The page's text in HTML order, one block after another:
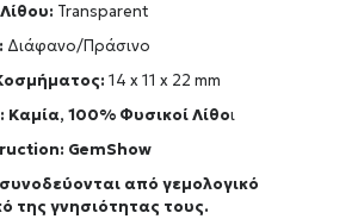
Transparent
Διάφανο/Πράσινο
14 x 11 x 22 mm
Καμία, 100% Φυσικοί Λίθοι
GemShow
συνοδεύονται από γεμολογικό
της γνησιότητας τους.